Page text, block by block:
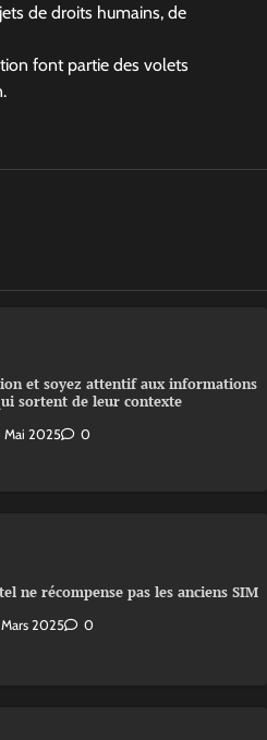
de droits humains, de
font partie des volets
et soyez attentif aux informations
sortent de leur contexte
Mai 2025 0
ne récompense pas les anciens SIM
Mars 2025 0